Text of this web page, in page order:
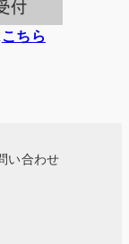
こちら
い合わせ